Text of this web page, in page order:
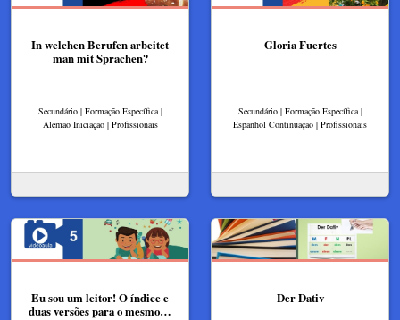
In welchen Berufen arbeitet
man mit Sprachen?
Secundário | Formação Específica |
Alemão Iniciação | Profissionais
Gloria Fuertes
Secundário | Formação Específica |
Espanhol Continuação | Profissionais
Eu sou um leitor! O índice e
duas versões para o mesmo…
Der Dativ​